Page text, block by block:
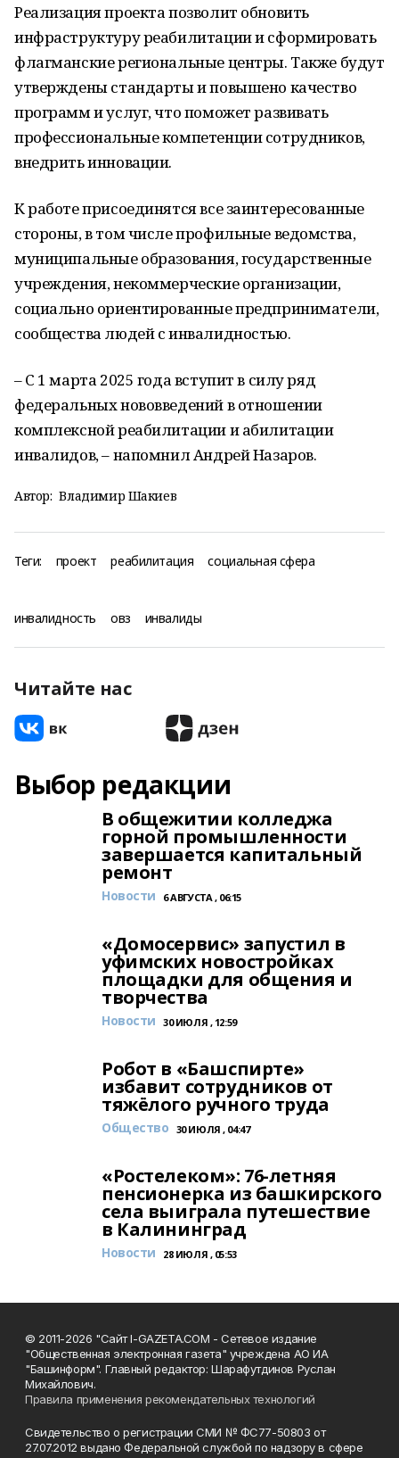
Реализация проекта позволит обновить
инфраструктуру реабилитации и сформировать
флагманские региональные центры. Также будут
утверждены стандарты и повышено качество
программ и услуг, что поможет развивать
профессиональные компетенции сотрудников,
внедрить инновации.
К работе присоединятся все заинтересованные
стороны, в том числе профильные ведомства,
муниципальные образования, государственные
учреждения, некоммерческие организации,
социально ориентированные предприниматели,
сообщества людей с инвалидностью.
– С 1 марта 2025 года вступит в силу ряд
федеральных нововведений в отношении
комплексной реабилитации и абилитации
инвалидов, – напомнил Андрей Назаров.
Автор: Владимир Шакиев
Теги: проект реабилитация социальная сфера
инвалидность овз инвалиды
Читайте нас
Выбор редакции
В общежитии колледжа
горной промышленности
завершается капитальный
ремонт
Новости 6 АВГУСТА , 06:15
«Домосервис» запустил в
уфимских новостройках
площадки для общения и
творчества
Новости 30 ИЮЛЯ , 12:59
Робот в «Башспирте»
избавит сотрудников от
тяжёлого ручного труда
Общество 30 ИЮЛЯ , 04:47
«Ростелеком»: 76-летняя
пенсионерка из башкирского
села выиграла путешествие
в Калининград
Новости 28 ИЮЛЯ , 05:53
© 2011-2026 "Сайт I-GAZETA.COM - Сетевое издание
"Общественная электронная газета" учреждена АО ИА
"Башинформ". Главный редактор: Шарафутдинов Руслан
Михайлович.
Правила применения рекомендательных технологий
Свидетельство о регистрации СМИ № ФС77-50803 от
27.07.2012 выдано Федеральной службой по надзору в сфере